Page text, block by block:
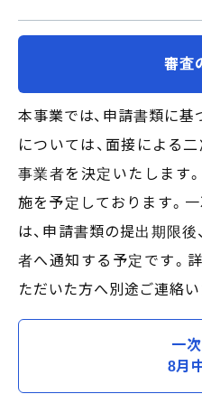
審査
本事業では、申請書類に基
については、面接による
事業者を決定いたします
施を予定しております。
は、申請書類の提出期限
者へ通知する予定です。
ただいた方へ別途ご連絡い
一
8月